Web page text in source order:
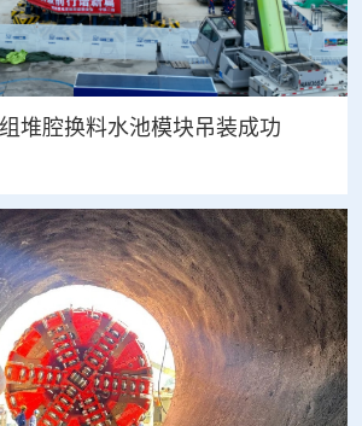
堆腔换料水池模块吊装成功